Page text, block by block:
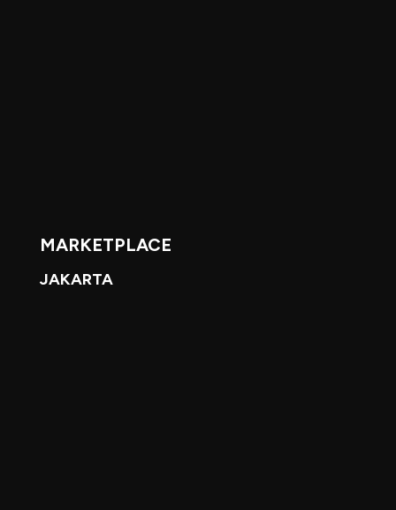
MARKETPLACE
JAKARTA